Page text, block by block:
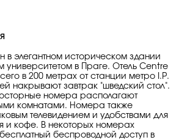
в элегантном историческом здании
университетом в Праге. Отель Centre
в 200 метрах от станции метро I.P.
накрывают завтрак "шведский стол".
номера располагают
комнатами. Номера также
телевидением и удобствами для
и кофе. В некоторых номерах
беспроводной доступ в